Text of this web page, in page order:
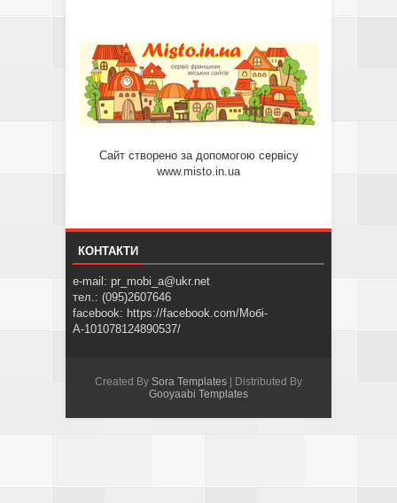
Сайт створено за допомогою сервісу
www.misto.in.ua
КОНТАКТИ
e-mail: pr_mobi_a@ukr.net
тел.: (095)2607646
facebook: https://facebook.com/Мобі-
А-101078124890537/
Created By Sora Templates | Distributed By
Gooyaabi Templates